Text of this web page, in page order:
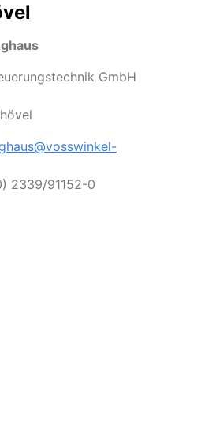
GmbH
2339/91152-0